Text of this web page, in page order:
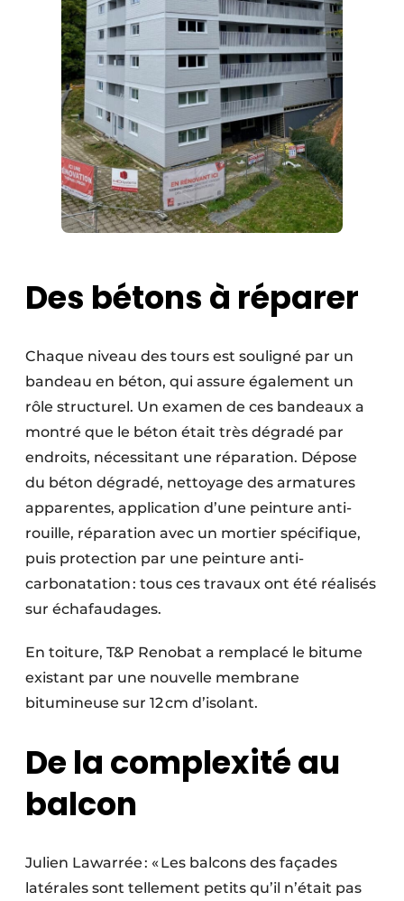
Des bétons à réparer
Chaque niveau des tours est souligné par un
bandeau en béton, qui assure également un
rôle structurel. Un examen de ces bandeaux a
montré que le béton était très dégradé par
endroits, nécessitant une réparation. Dépose
du béton dégradé, nettoyage des armatures
apparentes, application d’une peinture anti-
rouille, réparation avec un mortier spécifique,
puis protection par une peinture anti-
carbonatation : tous ces travaux ont été réalisés
sur échafaudages.
En toiture, T&P Renobat a remplacé le bitume
existant par une nouvelle membrane
bitumineuse sur 12 cm d’isolant.
De la complexité au
balcon
Julien Lawarrée : « Les balcons des façades
latérales sont tellement petits qu’il n’était pas